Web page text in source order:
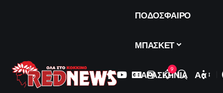
ΠΟΔΟΣΦΑΙΡΟ
ΜΠΑΣΚΕΤ
ΠΑΡΑΣΚΗΝΙΑ
9
Font
Αα